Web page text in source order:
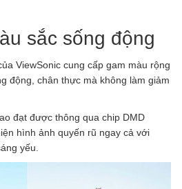
sắc sống động
ViewSonic cung cấp gam màu rộng
động, chân thực mà không làm giảm
đạt được thông qua chip DMD
hình ảnh quyến rũ ngay cả với
yếu.